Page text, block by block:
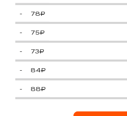
- 78₽
- 75₽
- 73₽
- 84₽
- 88₽